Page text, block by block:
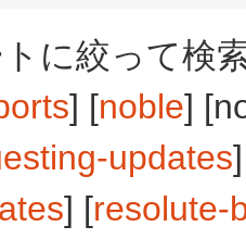
に絞って検
] [noble]
updates
] [resolute-